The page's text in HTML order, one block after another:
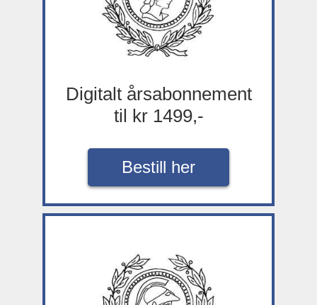
Digitalt årsabonnement
til kr 1499,-
Bestill her